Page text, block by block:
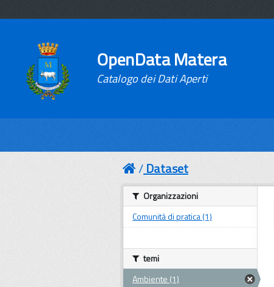
OpenData Matera
Catalogo dei Dati Aperti
Dataset
Organizzazioni
Comunità di pratica (1)
temi
Ambiente (1)